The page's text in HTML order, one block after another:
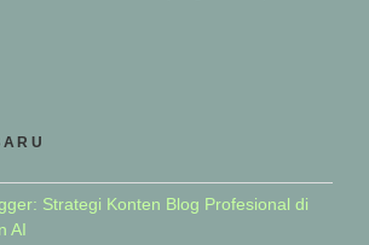
Strategi Konten Blog Profesional di
AI